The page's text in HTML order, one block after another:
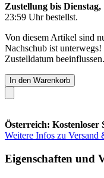
Zustellung bis Dienstag,
23:59 Uhrbestellst.
Von diesem Artikel sind
Nachschub ist
Zustelldatum beeinflussen.
In den Warenkorb
Österreich: Kostenloser
Weitere Infos zu Versand
Eigenschaften und